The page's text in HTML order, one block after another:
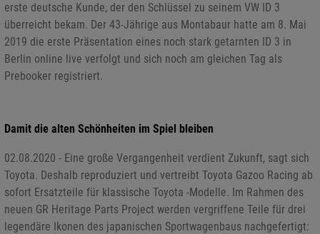
erste deutsche Kunde, der den Schlüssel zu seinem VW ID 3
überreicht bekam. Der 43-Jährige aus Montabaur hatte am 8. Mai
2019 die erste Präsentation eines noch stark getarnten ID 3 in
Berlin online live verfolgt und sich noch am gleichen Tag als
Prebooker registriert.
Damit die alten Schönheiten im Spiel bleiben
02.08.2020 - Eine große Vergangenheit verdient Zukunft, sagt sich
Toyota. Deshalb reproduziert und vertreibt Toyota Gazoo Racing ab
sofort Ersatzteile für klassische Toyota -Modelle. Im Rahmen des
neuen GR Heritage Parts Project werden vergriffene Teile für drei
legendäre Ikonen des japanischen Sportwagenbaus nachgefertigt: